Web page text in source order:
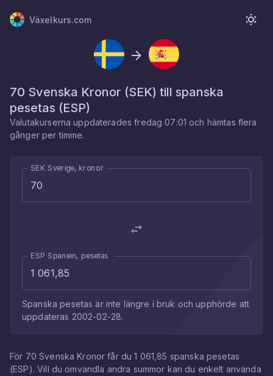
Växelkurs.com
70 Svenska Kronor (SEK) till spanska
pesetas (ESP)
Valutakurserna uppdateradesfredag 07:01 och hämtas flera
gånger per timme.
SEK Sverige, kronor
ESP Spanien, pesetas
Spanska pesetas är inte längre i bruk och upphörde att
uppdateras 2002-02-28.
För 70 Svenska Kronor får du1 061,85 spanska pesetas
(ESP). Vill du omvandla andra summor kan du enkelt använda